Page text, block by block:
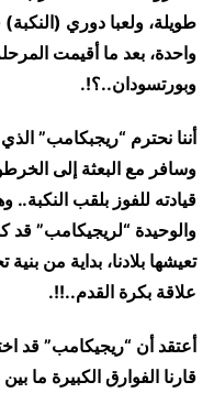
طويلة، ولعبا دوري
واحدة، بعد ما أقيمت
وبورتسودان..؟!.
أننا نحترم “ريجبكامب”
وسافر مع البعثة إلى
قيادته للفوز بلقب النكبة..
والوحيدة “لريجيكامب” قد
تعيشها بلادنا، بداية من
علاقة بكرة القدم..!!.
أعتقد أن “ريجيكامب” قد
قارنا الفوارق الكبيرة ما